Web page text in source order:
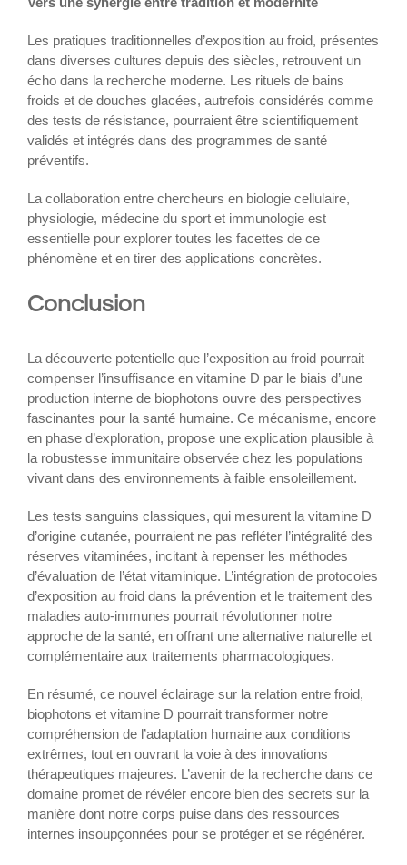
Les pratiques traditionnelles d’exposition au froid, présentes
dans diverses cultures depuis des siècles, retrouvent un
écho dans la recherche moderne. Les rituels de bains
froids et de douches glacées, autrefois considérés comme
des tests de résistance, pourraient être scientifiquement
validés et intégrés dans des programmes de santé
préventifs.
La collaboration entre chercheurs en biologie cellulaire,
physiologie, médecine du sport et immunologie est
essentielle pour explorer toutes les facettes de ce
phénomène et en tirer des applications concrètes.
Conclusion
La découverte potentielle que l’exposition au froid pourrait
compenser l’insuffisance en vitamine D par le biais d’une
production interne de biophotons ouvre des perspectives
fascinantes pour la santé humaine. Ce mécanisme, encore
en phase d’exploration, propose une explication plausible à
la robustesse immunitaire observée chez les populations
vivant dans des environnements à faible ensoleillement.
Les tests sanguins classiques, qui mesurent la vitamine D
d’origine cutanée, pourraient ne pas refléter l’intégralité des
réserves vitaminées, incitant à repenser les méthodes
d’évaluation de l’état vitaminique. L’intégration de protocoles
d’exposition au froid dans la prévention et le traitement des
maladies auto-immunes pourrait révolutionner notre
approche de la santé, en offrant une alternative naturelle et
complémentaire aux traitements pharmacologiques.
En résumé, ce nouvel éclairage sur la relation entre froid,
biophotons et vitamine D pourrait transformer notre
compréhension de l’adaptation humaine aux conditions
extrêmes, tout en ouvrant la voie à des innovations
thérapeutiques majeures. L’avenir de la recherche dans ce
domaine promet de révéler encore bien des secrets sur la
manière dont notre corps puise dans des ressources
internes insoupçonnées pour se protéger et se régénérer.